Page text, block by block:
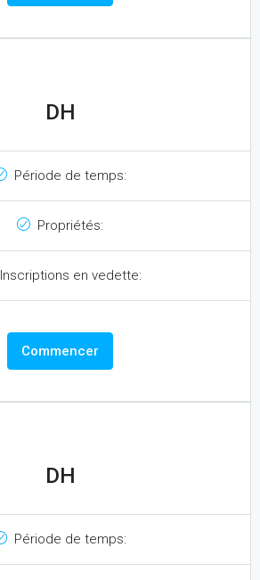
DH
Période de temps:
Propriétés:
Inscriptions en vedette:
Commencer
DH
Période de temps: